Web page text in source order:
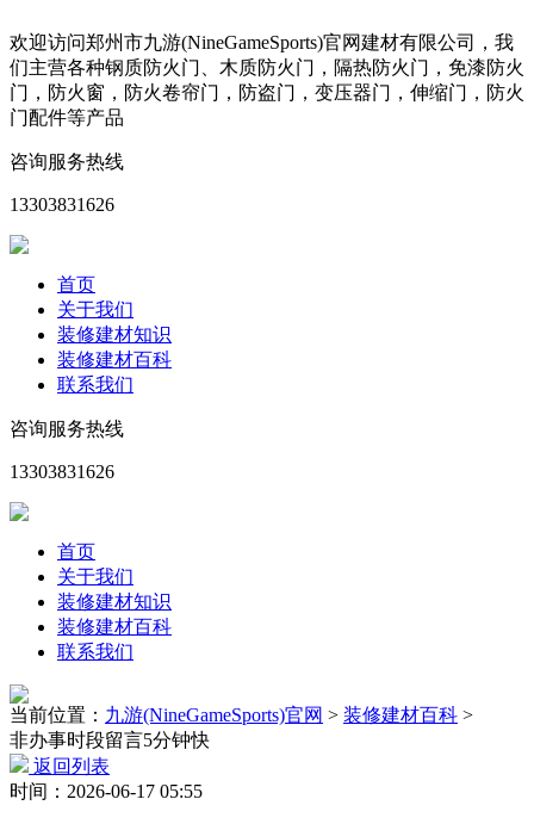
欢迎访问郑州市九游(NineGameSports)官网建材有限公司，我
们主营各种钢质防火门、木质防火门，隔热防火门，免漆防火
门，防火窗，防火卷帘门，防盗门，变压器门，伸缩门，防火
门配件等产品
咨询服务热线
13303831626
首页
关于我们
装修建材知识
装修建材百科
联系我们
咨询服务热线
13303831626
首页
关于我们
装修建材知识
装修建材百科
联系我们
当前位置： 九游(NineGameSports)官网 > 装修建材百科 >
非办事时段留言5分钟快
返回列表
时间：2026-06-17 05:55